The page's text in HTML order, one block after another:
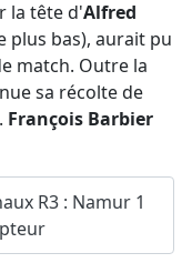
la tête d'Alfred
plus bas), aurait pu
match. Outre la
sa récolte de
François Barbier
R3 : Namur 1